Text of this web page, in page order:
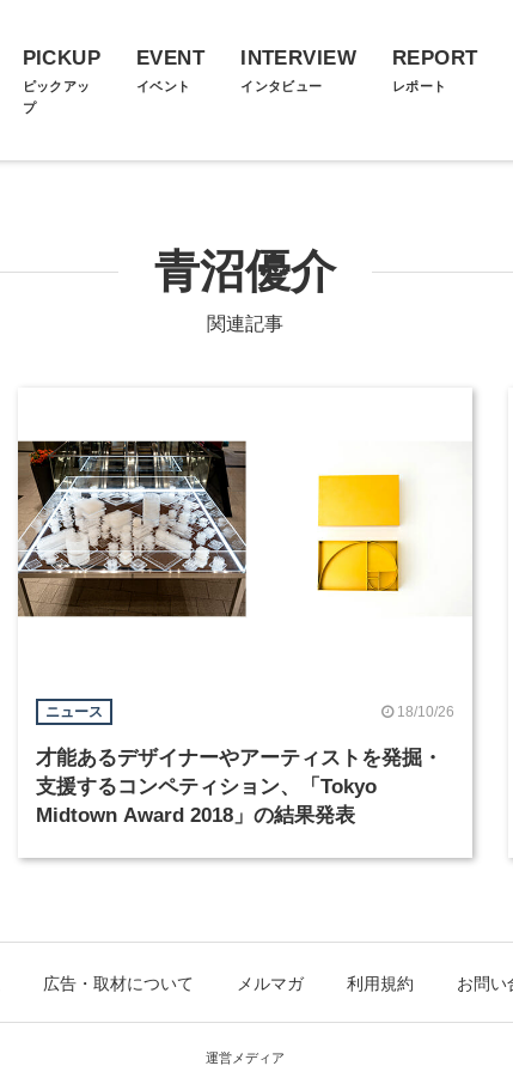
PICKUP
ピックアッ
プ
EVENT
イベント
INTERVIEW
インタビュー
REPORT
レポート
青沼優介
関連記事
ニュース 18/10/26
才能あるデザイナーやアーティストを発掘・
支援するコンペティション、「Tokyo
Midtown Award 2018」の結果発表
広告・取材について メルマガ 利用規約 お問い
運営メディア